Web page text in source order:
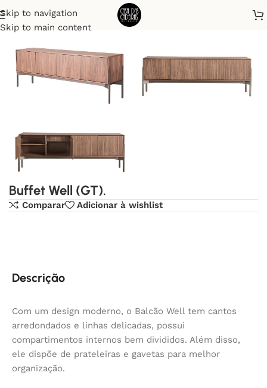
Skip to navigation
Skip to main content
Início Buffet
Buffet Well (GT).
Comparar Adicionar à wishlist
Descrição
Com um design moderno, o Balcão Well tem cantos
arredondados e linhas delicadas, possui
compartimentos internos bem divididos. Além disso,
ele dispõe de prateleiras e gavetas para melhor
organização.